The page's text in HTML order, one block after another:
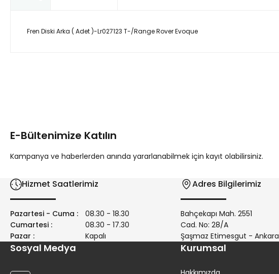
Fren Diski Arka ( Adet )-Lr027123 T-/Range Rover Evoque
Ürün bilgilerinde hatalar bulunuyor.
E-Bültenimize Katılın
Kampanya ve haberlerden anında yararlanabilmek için kayıt olabilirsiniz.
Hizmet Saatlerimiz
Pazartesi - Cuma :
08.30 - 18.30
Cumartesi :
08.30 - 17.30
Pazar :
Kapalı
Adres Bilgilerimiz
Bahçekapı Mah. 2551
Cad. No: 28/A
Şaşmaz Etimesgut - Ankara
Sosyal Medya Kurumsal